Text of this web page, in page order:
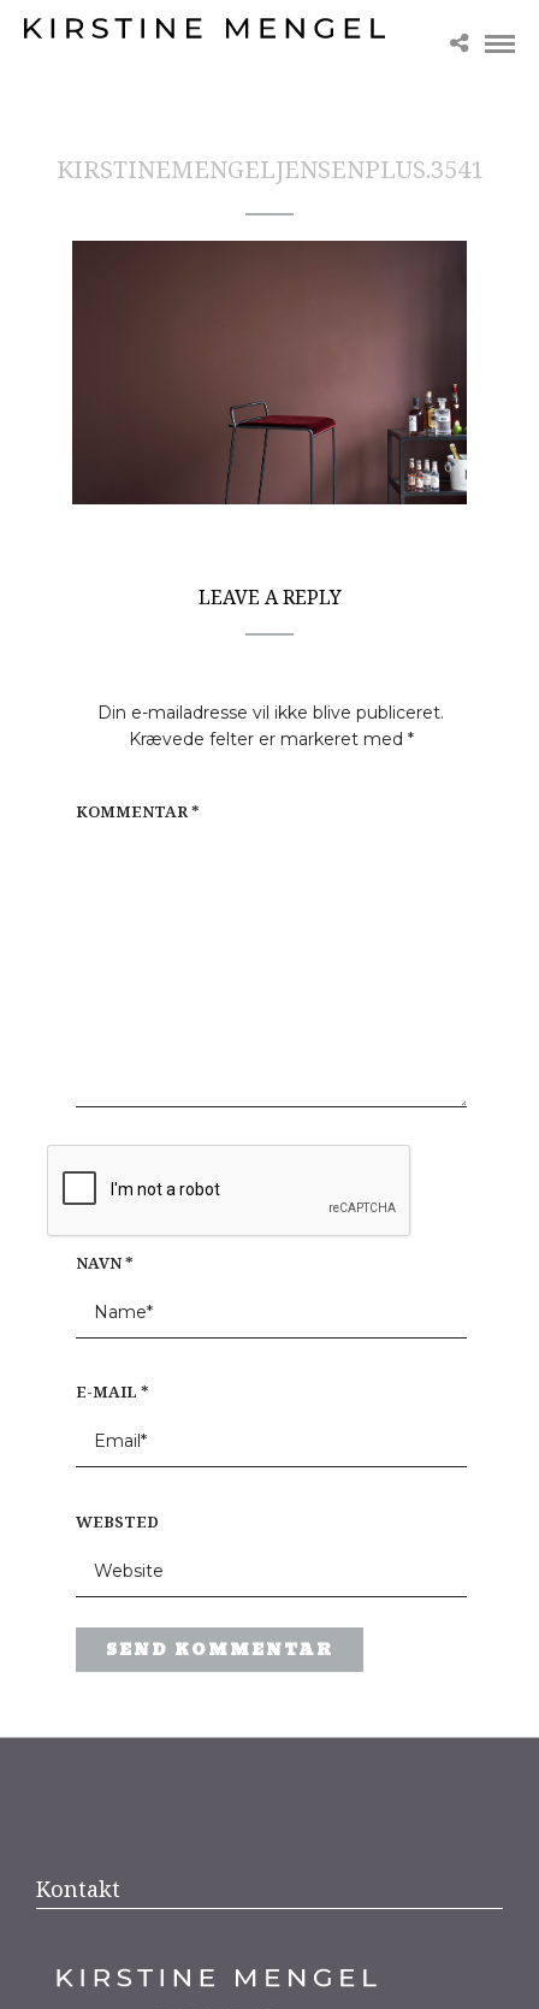
KIRSTINEMENGELJENSENPLUS.3541
LEAVE A REPLY
Din e-mailadresse vil ikke blive publiceret.
Krævede felter er markeret med *
KOMMENTAR*
NAVN*
E-MAIL *
WEBSTED
Kontakt